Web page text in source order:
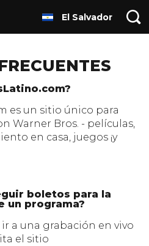
El Salvador
es un sitio único para
Warner Bros. - películas,
en casa, juegos ¡y
boletos para la
un programa?
a una grabación en vivo
el sitio